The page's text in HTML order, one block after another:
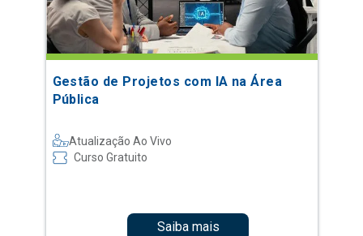
Gestão de Projetos com IA na Área
Pública
Atualização Ao Vivo
Curso Gratuito
Saiba mais